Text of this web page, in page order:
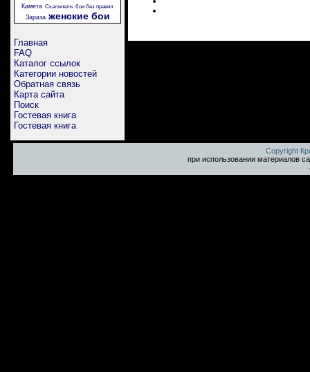
Камета Скальпель бои без правил
Зараза женские бои
Главная
FAQ
Каталог ссылок
Категории новостей
Обратная связь
Карта сайта
Поиск
Гостевая книга
Гостевая книга
Copyright
при использовании материалов